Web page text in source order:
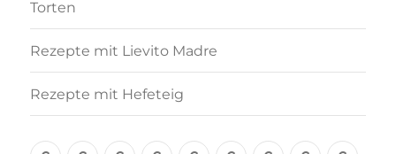
Torten
Rezepte mit Lievito Madre
Rezepte mit Hefeteig